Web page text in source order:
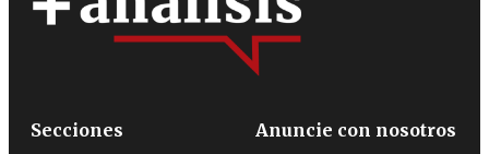
Secciones
Anuncie con nosotros